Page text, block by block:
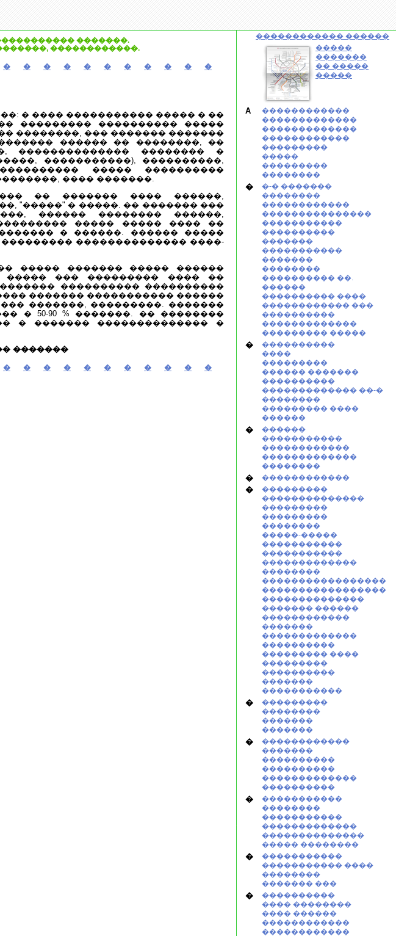
�������.
������������.
� � � � � � � � � � �
� ���� ����������� ����� � ��
��������� ���������� �����
��������, ��� ������� �������
������ �� ��������, ��
�������������� �������� �
�����������), ����������,
����� ����������
���� �������.
�� ������� ���� ������,
"�����" � �����. �� ������� ���
������ �������� ������,
����� ����� ���� ��
� ������. ������ �����
�������������� ����-
����� ������� ����� ������
����� ��� ��������� ���� ��
���������� ����������
������� ����������� ������
�������, ���������. �������
� 50-90 % �������. �� ��������
� ������� �������������� �
�������
� � � � � � � � � � �
������������ ������
�����
�������
�� �����
�����
A
������������
�������������
�������������
������������
���������
�����
���������
��������
�
�-� �������
��������
������������
���������������
�����������
����������
�������
�����������
�������
��������
���������� ��.
������
���������� ����
������������ ���
����������
�������������
��������� �����
�
����������
����
���������
������ �������
����������
������������� ��-�
��������
��������� ����
������
�
������
�����������
������������
�������������
��������
� ������������
�
���������
��������������
���������
���������
��������
�����-�����
�����������
�����������
�������������
��������
�����������������
�����������������
��������������
������� ������
������������
�������
�������������
����������
��������� ����
���������
����������
�������
�����������
�
���������
��������
�������
�������
�
������������
�������
����������
����������
�������������
����������
�
�����������
��������
�����������
�������������
��������������
����� ��������
�
�����������
����������� ����
��������
������� ���
�
����������
���� ��������
���� ������
������������
������������